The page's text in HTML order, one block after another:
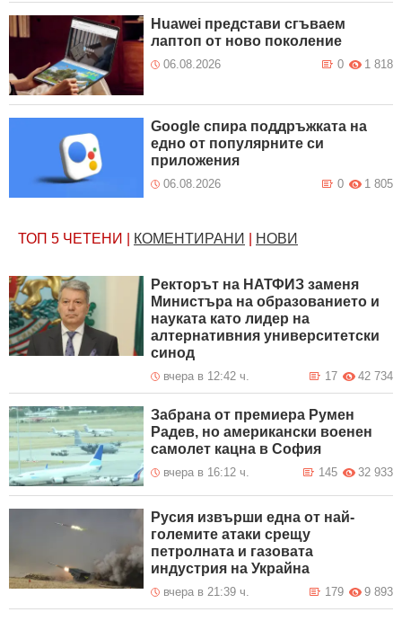
Huawei представи сгъваем
лаптоп от ново поколение
06.08.2026 1 818
0
Google спира поддръжката на
едно от популярните си
приложения
06.08.2026 1 805
0
ТОП 5 ЧЕТЕНИ КОМЕНТИРАНИ НОВИ
Ректорът на НАТФИЗ заменя
Министъра на образованието и
науката като лидер на
алтернативния университетски
синод
вчера в 12:42 ч. 42 734
17
Забрана от премиера Румен
Радев, но американски военен
самолет кацна в София
вчера в 16:12 ч. 32 933
145
Русия извърши една от най-
големите атаки срещу
петролната и газовата
индустрия на Украйна
вчера в 21:39 ч. 9 893
179